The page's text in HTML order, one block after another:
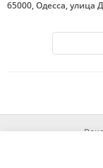
65000, Одесса, улица